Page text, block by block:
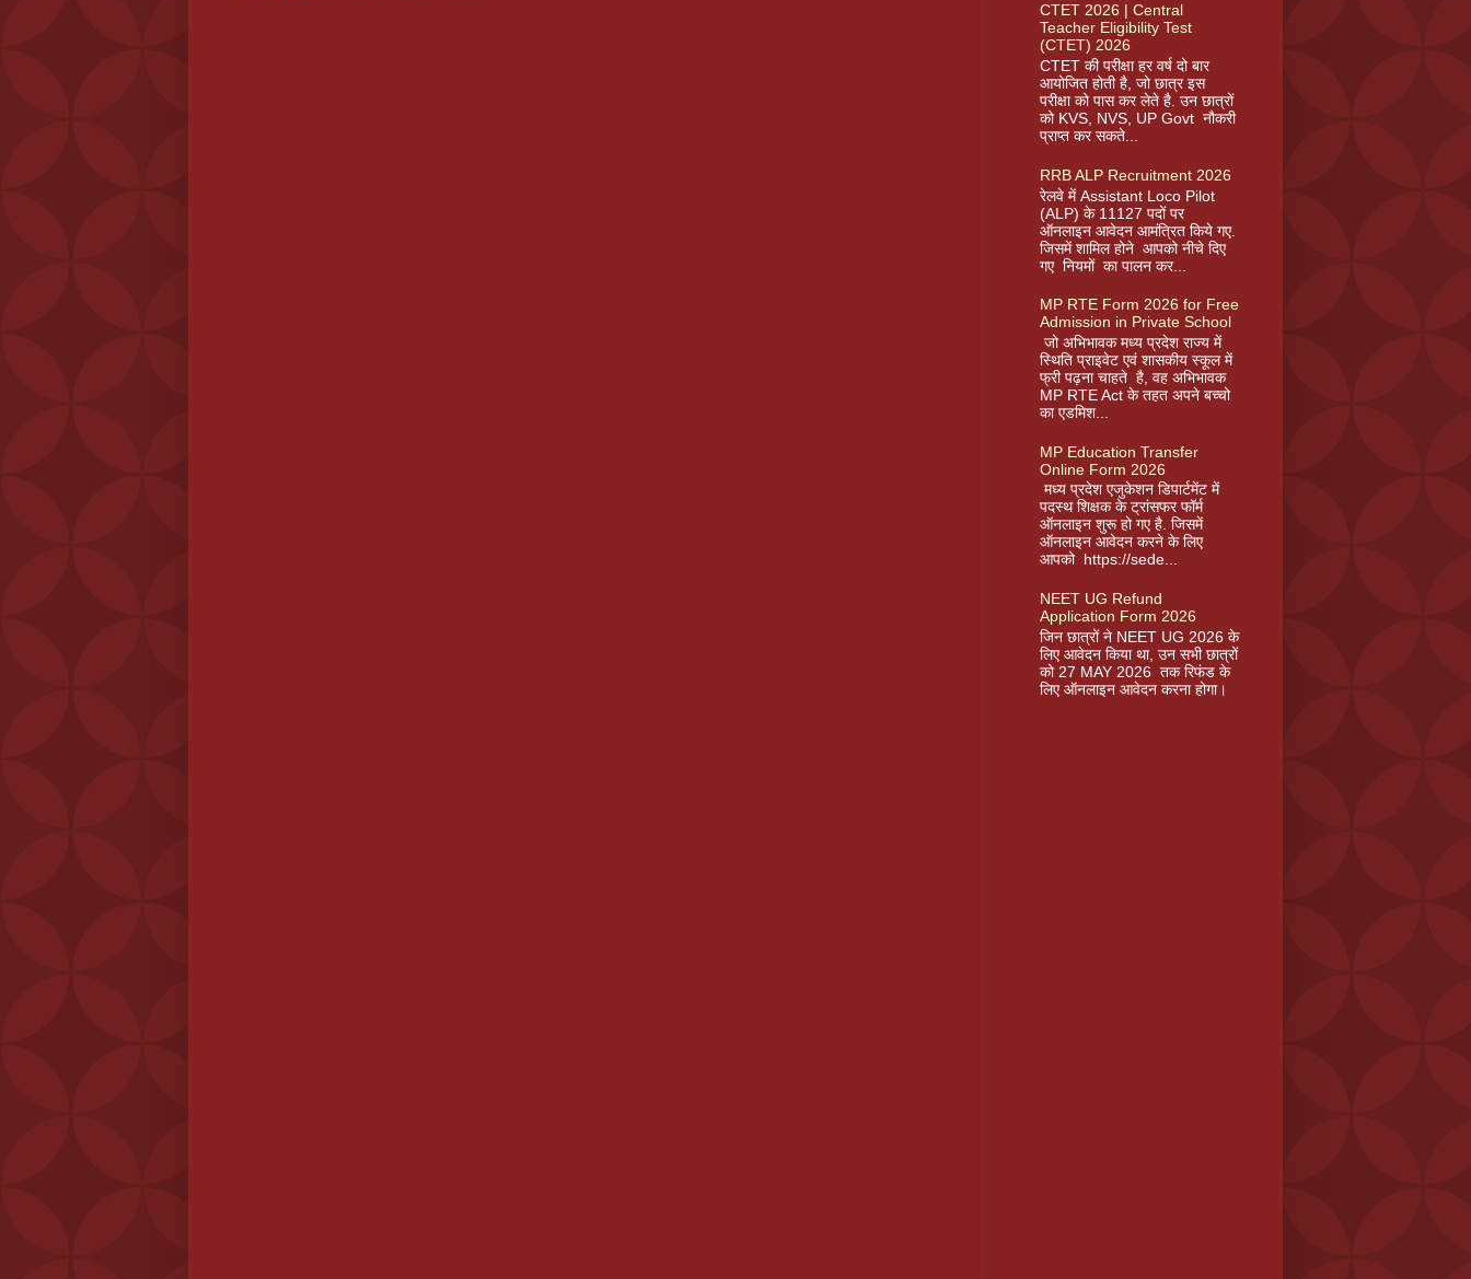
CTET 2026 | Central
Teacher Eligibility Test
(CTET) 2026
CTET की परीक्षा हर वर्ष दो बार
आयोजित होती है, जो छात्र इस
परीक्षा को पास कर लेते है. उन छात्रों
को KVS, NVS, UP Govt नौकरी
प्राप्त कर सकते...
RRB ALP Recruitment 2026
रेलवे में Assistant Loco Pilot
(ALP) के 11127 पदों पर
ऑनलाइन आवेदन आमंत्रित किये गए.
जिसमें शामिल होने आपको नीचे दिए
गए नियमों का पालन कर...
MP RTE Form 2026 for Free
Admission in Private School
जो अभिभावक मध्य प्रदेश राज्य में
स्थिति प्राइवेट एवं शासकीय स्कूल में
फ्री पढ़ना चाहते है, वह अभिभावक
MP RTE Act के तहत अपने बच्चो
का एडमिश...
MP Education Transfer
Online Form 2026
मध्य प्रदेश एजुकेशन डिपार्टमेंट में
पदस्थ शिक्षक के ट्रांसफर फॉर्म
ऑनलाइन शुरू हो गए है. जिसमें
ऑनलाइन आवेदन करने के लिए
आपको https://sede...
NEET UG Refund
Application Form 2026
जिन छात्रों ने NEET UG 2026 के
लिए आवेदन किया था, उन सभी छात्रों
को 27 MAY 2026 तक रिफंड के
लिए ऑनलाइन आवेदन करना होगा।